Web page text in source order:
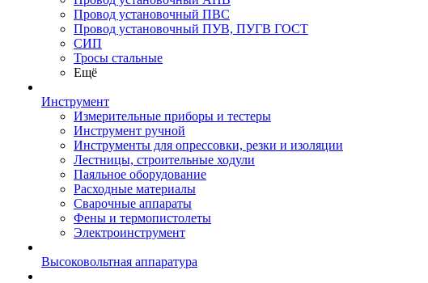
Провод установочный ПВС
Провод установочный ПУВ, ПУГВ ГОСТ
СИП
Тросы стальные
Ещё
Инструмент
Измерительные приборы и тестеры
Инструмент ручной
Инструменты для опрессовки, резки и изоляции
Лестницы, строительные ходули
Паяльное оборудование
Расходные материалы
Сварочные аппараты
Фены и термопистолеты
Электроинструмент
Высоковольтная аппаратура